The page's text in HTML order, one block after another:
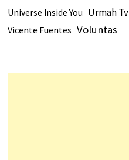
Universe Inside You Urmah Tv
Vicente Fuentes Voluntas